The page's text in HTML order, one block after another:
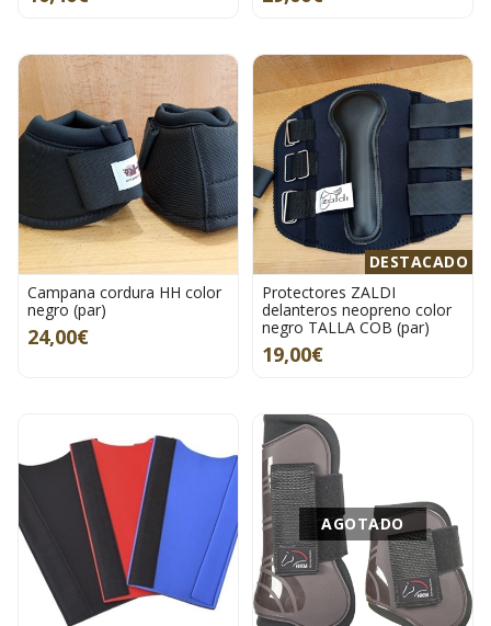
Campana cordura HH color
negro (par)
24,00€
DESTACADO
Protectores ZALDI
delanteros neopreno color
negro TALLA COB (par)
19,00€
AGOTADO